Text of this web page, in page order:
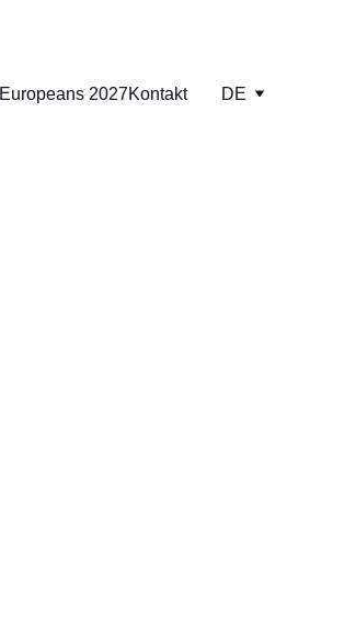
Europeans 2027Kontakt DE